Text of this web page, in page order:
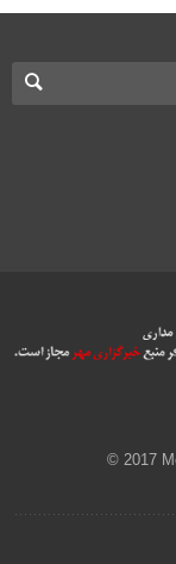
© 2017